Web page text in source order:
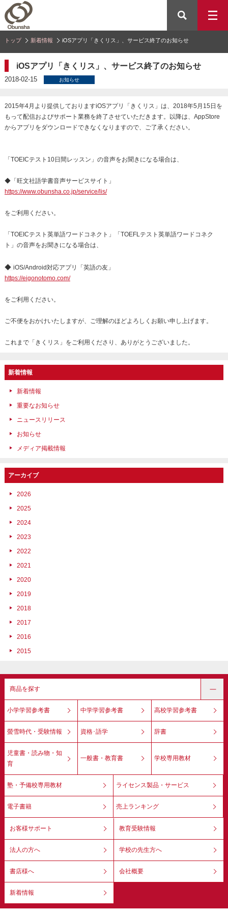
トップ 新着情報 iOSアプリ「きくリス」、サービス終了のお知らせ
iOSアプリ「きくリス」、サービス終了のお知らせ
2018-02-15 お知らせ
2015年4月より提供しておりますiOSアプリ「きくリス」は、2018年5月15日を
もって配信およびサポート業務を終了させていただきます。以降は、AppStore
からアプリをダウンロードできなくなりますので、ご了承ください。
「TOEICテスト10日間レッスン」の音声をお聞きになる場合は、
◆「旺文社語学書音声サービスサイト」
https://www.obunsha.co.jp/service/lis/
をご利用ください。
「TOEICテスト英単語ワードコネクト」「TOEFLテスト英単語ワードコネク
ト」の音声をお聞きになる場合は、
◆ iOS/Android対応アプリ「英語の友」
https://eigonotomo.com/
をご利用ください。
ご不便をおかけいたしますが、ご理解のほどよろしくお願い申し上げます。
これまで「きくリス」をご利用くださり、ありがとうございました。
新着情報
新着情報
重要なお知らせ
ニュースリリース
お知らせ
メディア掲載情報
アーカイブ
2026
2025
2024
2023
2022
2021
2020
2019
2018
2017
2016
2015
商品を探す
小学学習参考書 中学学習参考書 高校学習参考書
螢雪時代・受験情報 資格･語学 辞書
児童書・読み物・知
育
一般書・教育書 学校専用教材
塾・予備校専用教材 ライセンス製品・サービス
電子書籍 売上ランキング
お客様サポート 教育受験情報
法人の方へ 学校の先生方へ
書店様へ 会社概要
新着情報